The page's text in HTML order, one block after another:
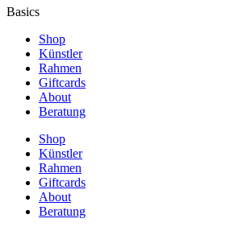
Basics
Shop
Künstler
Rahmen
Giftcards
About
Beratung
Shop
Künstler
Rahmen
Giftcards
About
Beratung